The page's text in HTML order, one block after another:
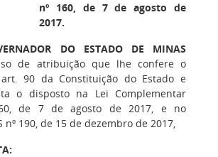
nº 160, de 7 de agosto de
2017.
DO ESTADO DE MINAS
de atribuição que lhe confere o
90 da Constituição do Estado e
o disposto na Lei Complementar
de 7 de agosto de 2017, e no
nº 190, de 15 de dezembro de 2017,